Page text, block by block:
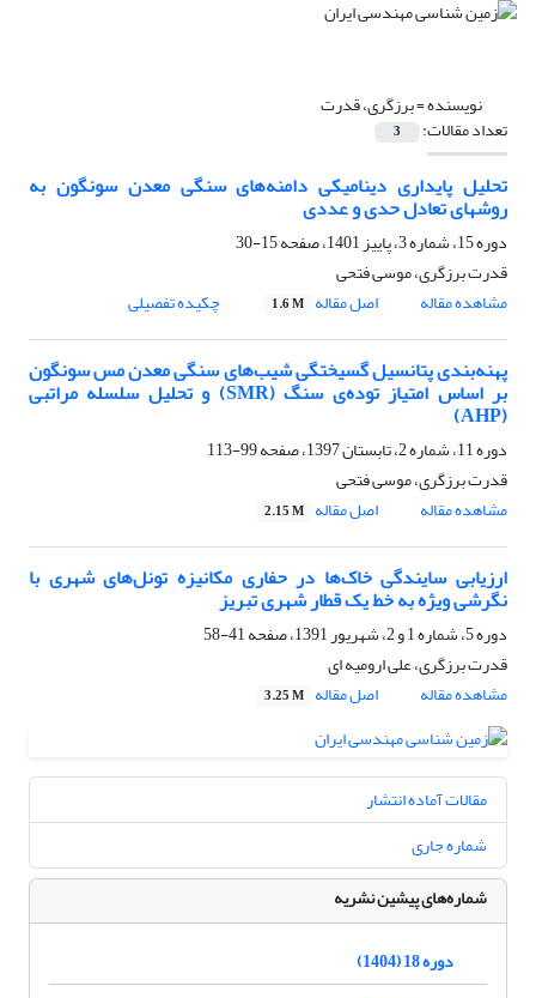
نویسنده =برزگری، قدرت
تعداد مقالات: 3
تحلیل پایداری دینامیکی دامنه‌های سنگی معدن سونگون به
روشهای تعادل حدی و عددی
دوره 15، شماره 3، پاییز 1401، صفحه
15-30
قدرت برزگری، موسی فتحی
مشاهده مقاله
اصل مقاله 1.6 M چکیده تفصیلی
پهنه‌بندی پتانسیل گسیختگی شیب‌های سنگی معدن مس سونگون
بر اساس امتیاز توده‌ی سنگ (SMR) و تحلیل سلسله مراتبی
(AHP)
دوره 11، شماره 2، تابستان 1397، صفحه
99-113
قدرت برزگری، موسی فتحی
مشاهده مقاله
اصل مقاله 2.15 M
ارزیابی سایندگی خاک‌ها در حفاری مکانیزه تونل‌های شهری با
نگرشی ویژه به خط یک قطار شهری تبریز
دوره 5، شماره 1 و 2، شهریور 1391، صفحه
41-58
قدرت برزگری، علی ارومیه ای
مشاهده مقاله
اصل مقاله 3.25 M
مقالات آماده انتشار
شماره جاری
شماره‌های پیشین نشریه
دوره 18 (1404)